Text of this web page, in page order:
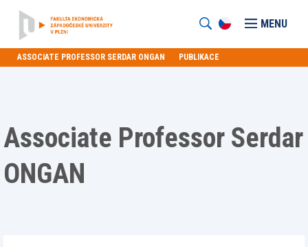
MENU
ASSOCIATE PROFESSOR SERDAR ONGAN PUBLIKACE
Associate Professor Serdar
ONGAN